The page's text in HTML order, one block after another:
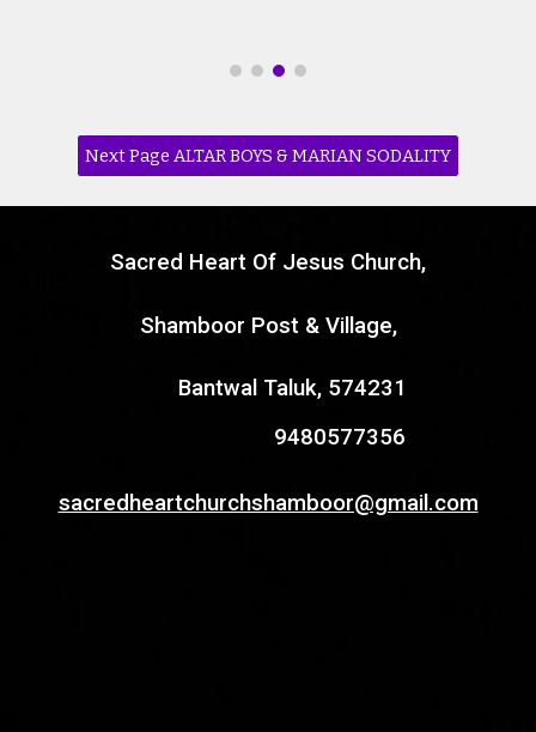
Next Page ALTAR BOYS & MARIAN SODALITY
Sacred Heart Of Jesus Church,
Shamboor Post & Village,
Bantwal Taluk, 574231
9480577356
sacredheartchurchshamboor@gmail.com